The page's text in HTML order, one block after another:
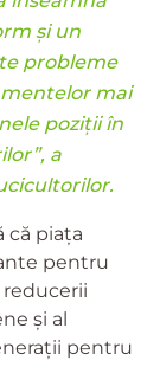
și un
probleme
mai
poziții în
a
că piața
pentru
și al
pentru